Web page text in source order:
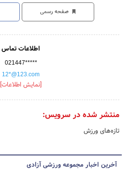
صفحه رسمی
اطلاعات تماس
021447*****
12*@123.com
[نمایش اطلاعات]
منتشر شده در سرویس:
تازه‌های ورزش
آخرین اخبار مجموعه ورزشی آزادی